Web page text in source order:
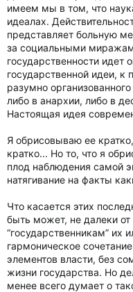
имеем мы в том, что
идеалах.
представляет больную
за социальными
государственности идет
государственной идеи, к
разумно
либо в анархии, либо в
Настоящая идея
Я обрисовываю ее
кратко... Но то, что я
плод наблюдения самой
натягивание на факты
Что касается этих
быть может, не далеки
“государственникам” их
гармоническое
элементов власти, без
жизни государства. Но
менее всего думает о